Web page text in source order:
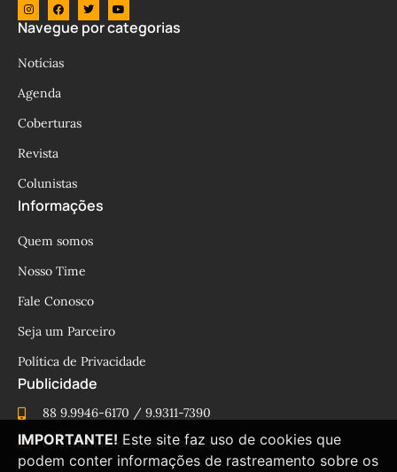
Navegue por categorias
Notícias
Agenda
Coberturas
Revista
Colunistas
Informações
Quem somos
Nosso Time
Fale Conosco
Seja um Parceiro
Política de Privacidade
Publicidade
88 9.9946-6170 / 9.9311-7390
cesinhamacedo@yahoo.com.br
IMPORTANTE! Este site faz uso de cookies que
podem conter informações de rastreamento sobre os